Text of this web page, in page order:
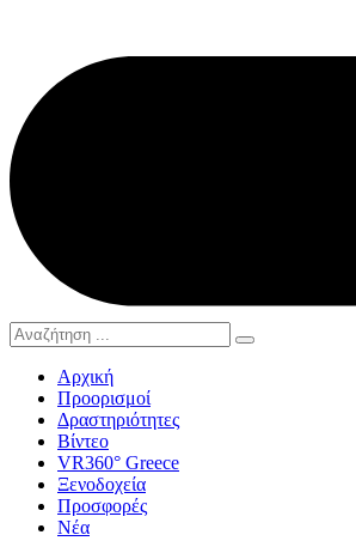
Αρχική
Προορισμοί
Δραστηριότητες
Βίντεο
VR360° Greece
Ξενοδοχεία
Προσφορές
Νέα